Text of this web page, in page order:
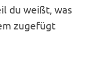
du weißt, was
zugefügt